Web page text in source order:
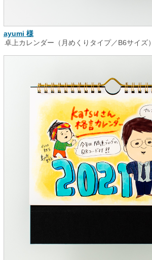
ayumi 様
卓上カレンダー（月めくりタイプ／B6サイズ）